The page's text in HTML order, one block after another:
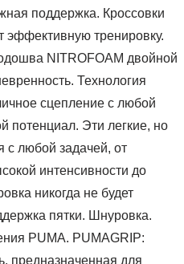
поддержка. Кроссовки
эффективную тренировку.
NITROFOAM двойной
Технология
сцепление с любой
потенциал. Эти легкие, но
с любой задачей, от
интенсивности до
никогда не будет
пятки. Шнуровка.
PUMA. PUMAGRIP:
предназначенная для